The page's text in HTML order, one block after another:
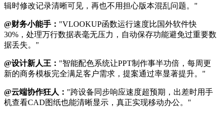
辑时修改记录清晰可见，再也不用担心版本混乱问题。"
@财务小能手： "VLOOKUP函数运行速度比国外软件快
30%，处理万行数据表毫无压力，自动保存功能避免过重要数
据丢失。"
@设计新人王： "智能配色系统让PPT制作事半功倍，每周更
新的商务模板完全满足客户需求，提案通过率显著提升。"
@云端协作狂人： "跨设备同步响应速度超预期，出差时用手
机查看CAD图纸也能清晰显示，真正实现移动办公。"